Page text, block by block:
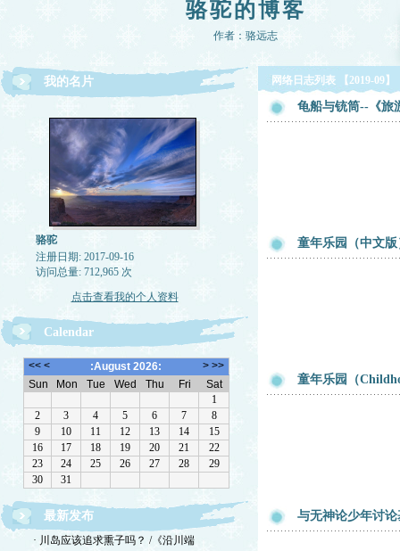
骆驼的博客
作者：骆远志
我的名片
骆驼
注册日期: 2017-09-16
访问总量: 712,965 次
点击查看我的个人资料
Calendar
最新发布
· 川岛应该追求熏子吗？ /《沿川端
网络日志列表 【2019-09】
龟船与铳筒--《旅
童年乐园（中文版
童年乐园（
与无神论少年讨